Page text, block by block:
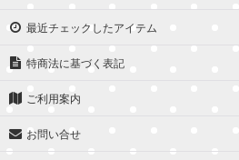
最近チェックしたアイテム
特商法に基づく表記
ご利用案内
お問い合せ